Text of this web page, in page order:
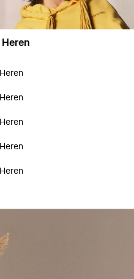
Heren
Heren
Heren
Heren
Heren
Heren